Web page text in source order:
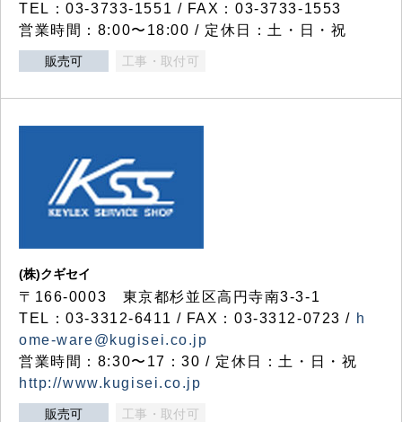
TEL：03-3733-1551 / FAX：03-3733-1553
営業時間：8:00〜18:00 / 定休日：土・日・祝
販売可 工事・取付可
(株)クギセイ
〒166-0003 東京都杉並区高円寺南3-3-1
TEL：03-3312-6411 / FAX：03-3312-0723 / h
ome-ware@kugisei.co.jp
営業時間：8:30〜17：30 / 定休日：土・日・祝
http://www.kugisei.co.jp
販売可 工事・取付可